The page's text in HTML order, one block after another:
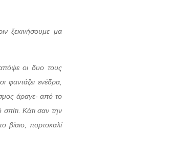
ξεκινήσουμε μα
οι δυο τους
φαντάζει ενέδρα,
άραγε- από το
Κάτι σαν την
βίαιο, πορτοκαλί